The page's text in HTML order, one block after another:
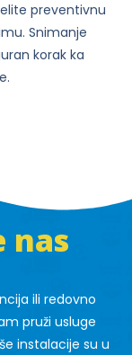
preventivnu
Snimanje
korak ka
nas
ili redovno
pruži usluge
instalacije su u